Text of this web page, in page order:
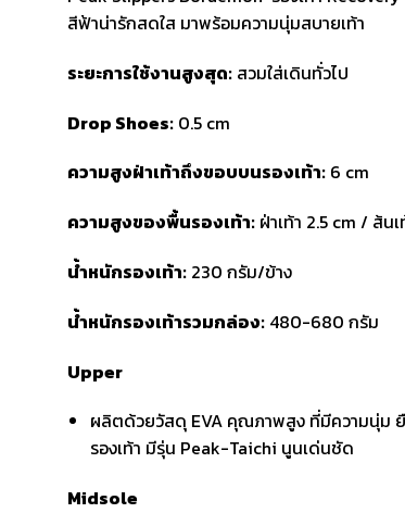
สีฟ้าน่ารักสดใส มาพร้อมความนุ่มสบายเท้า
ระยะการใช้งานสูงสุด: สวมใส่เดินทั่วไป
Drop Shoes: 0.5 cm
ความสูงฝ่าเท้าถึงขอบบนรองเท้า: 6 cm
ความสูงของพื้นรองเท้า: ฝ่าเท้า 2.5 cm / ส้น
น้ำหนักรองเท้า: 230 กรัม/ข้าง
น้ำหนักรองเท้ารวมกล่อง: 480-680 กรัม
Upper
ผลิตด้วยวัสดุ EVA คุณภาพสูง ที่มีความนุ่ม ยื
รองเท้า มีรุ่น Peak-Taichi นูนเด่นชัด
Midsole